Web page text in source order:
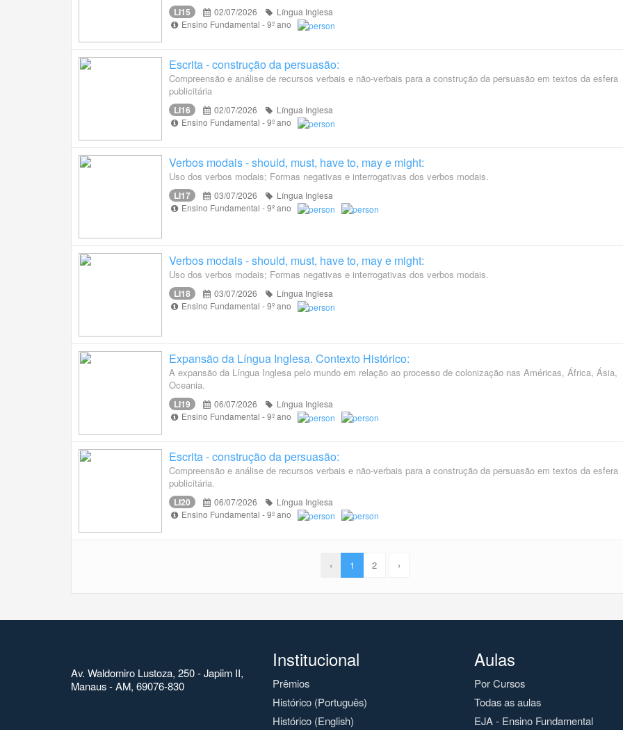
LI15 02/07/2026
Língua Inglesa
Ensino Fundamental - 9º ano
Escrita - construção da persuasão:
Compreensão e análise de recursos verbais e não-verbais para a construção da persuasão em textos da esfera
publicitária
LI16 02/07/2026
Língua Inglesa
Ensino Fundamental - 9º ano
Verbos modais - should, must, have to, may e might:
Uso dos verbos modais; Formas negativas e interrogativas dos verbos modais.
LI17 03/07/2026
Língua Inglesa
Ensino Fundamental - 9º ano
Verbos modais - should, must, have to, may e might:
Uso dos verbos modais; Formas negativas e interrogativas dos verbos modais.
LI18 03/07/2026
Língua Inglesa
Ensino Fundamental - 9º ano
Expansão da Língua Inglesa. Contexto Histórico:
A expansão da Língua Inglesa pelo mundo em relação ao processo de colonização nas Américas, África, Ásia,
Oceania.
LI19 06/07/2026
Língua Inglesa
Ensino Fundamental - 9º ano
Escrita - construção da persuasão:
Compreensão e análise de recursos verbais e não-verbais para a construção da persuasão em textos da esfera
publicitária.
LI20 06/07/2026
Língua Inglesa
Ensino Fundamental - 9º ano
‹ 1 2 ›
Av. Waldomiro Lustoza, 250 - Japiim II,
Manaus - AM, 69076-830
Institucional
Prêmios
Histórico (Português)
Histórico (English)
Aulas
Por Cursos
Todas as aulas
EJA - Ensino Fundamental